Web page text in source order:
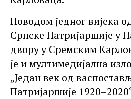
Поводом једног вијека
Српске Патријаршије у
двору у Сремским
је и мултимедијална
„Један век од
Патријаршије